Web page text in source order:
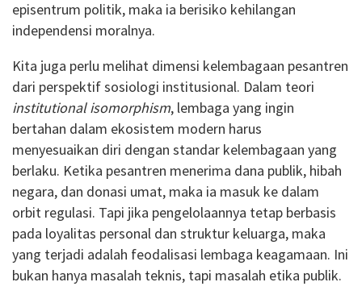
episentrum politik, maka ia berisiko kehilangan
independensi moralnya.
Kita juga perlu melihat dimensi kelembagaan pesantren
dari perspektif sosiologi institusional. Dalam teori
institutional isomorphism, lembaga yang ingin
bertahan dalam ekosistem modern harus
menyesuaikan diri dengan standar kelembagaan yang
berlaku. Ketika pesantren menerima dana publik, hibah
negara, dan donasi umat, maka ia masuk ke dalam
orbit regulasi. Tapi jika pengelolaannya tetap berbasis
pada loyalitas personal dan struktur keluarga, maka
yang terjadi adalah feodalisasi lembaga keagamaan. Ini
bukan hanya masalah teknis, tapi masalah etika publik.